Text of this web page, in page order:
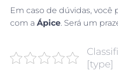
Em caso de dúvidas,
com a Ápice. Será um
[type]